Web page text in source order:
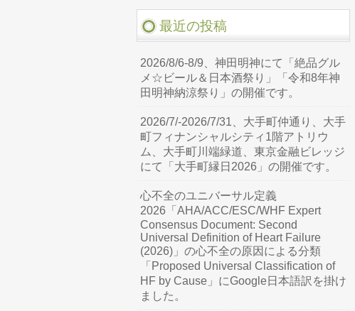
最近の投稿
2026/8/6-8/9、神田明神にて「絶品グル
メ☆ビール＆日本酒祭り」「令和8年神
田明神納涼祭り」の開催です。
2026/7/-2026/7/31、大手町仲通り、大手
町フィナンシャルシティ1階アトリウ
ム、大手町川端緑道、東京金融ビレッジ
にて「大手町縁日2026」の開催です。
心不全のユニバーサル定義
2026「AHA/ACC/ESC/WHF Expert
Consensus Document: Second
Universal Definition of Heart Failure
(2026)」の心不全の原因による分類
「Proposed Universal Classification of
HF by Cause」にGoogle日本語訳を掛け
ました。